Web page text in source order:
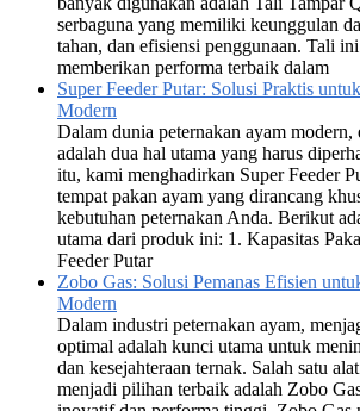
serbaguna yang memiliki keunggulan
tahan, dan efisiensi penggunaan. Tali
memberikan performa terbaik dalam
Super Feeder Putar: Solusi Praktis
Modern
Dalam dunia peternakan ayam modern,
adalah dua hal utama yang harus
itu, kami menghadirkan Super Feeder
tempat pakan ayam yang dirancang
kebutuhan peternakan Anda. Berikut
utama dari produk ini: 1. Kapasitas
Feeder Putar
Zobo Gas: Solusi Pemanas Efisien
Modern
Dalam industri peternakan ayam,
optimal adalah kunci utama untuk
dan kesejahteraan ternak. Salah satu
menjadi pilihan terbaik adalah Zobo